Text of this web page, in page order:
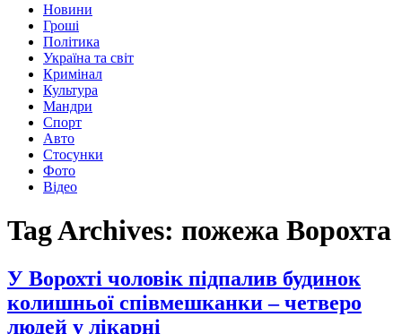
Новини
Гроші
Політика
Україна та світ
Кримінал
Культура
Мандри
Спорт
Авто
Стосунки
Фото
Відео
Tag Archives: пожежа Ворохта
У Ворохті чоловік підпалив будинок
колишньої співмешканки – четверо
людей у лікарні